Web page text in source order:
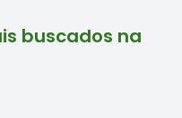
buscados na